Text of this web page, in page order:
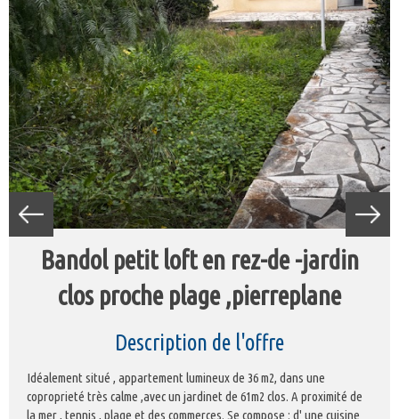
bandol petit loft en rez-de -jardin
clos proche plage ,pierreplane
description de l'offre
Idéalement situé , appartement lumineux de 36 m2, dans une
coproprieté très calme ,avec un jardinet de 61m2 clos. A proximité de
la mer , tennis , plage et des commerces. Se compose : d' une cuisine